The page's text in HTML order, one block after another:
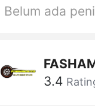
Belum ada
3.4